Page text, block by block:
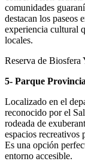
comunidades
destacan los paseos
experiencia cultural
locales.
Reserva de
5- Parque
Localizado en el
reconocido por el
rodeada de
espacios recreativos
Es una opción
entorno accesible.